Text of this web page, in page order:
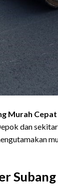
Murah
dan
Subang